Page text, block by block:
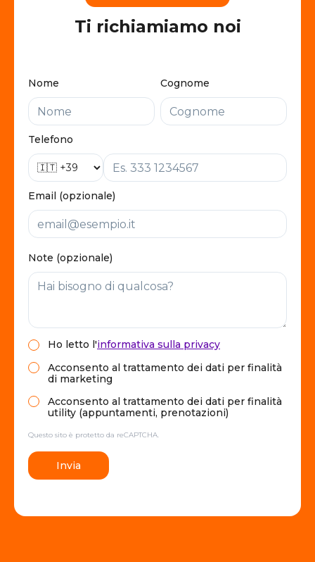
Ti richiamiamo noi
Nome Cognome
Telefono
Email (opzionale)
Note (opzionale)
Ho letto l'informativa sulla privacy
Acconsento al trattamento dei dati per finalità
di marketing
Acconsento al trattamento dei dati per finalità
utility (appuntamenti, prenotazioni)
Questo sito è protetto da reCAPTCHA.
Invia